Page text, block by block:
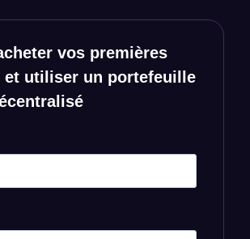
ARTICLES PLUS ANCIENS
Réseaux sociaux
vos premières
et utiliser un portefeuille